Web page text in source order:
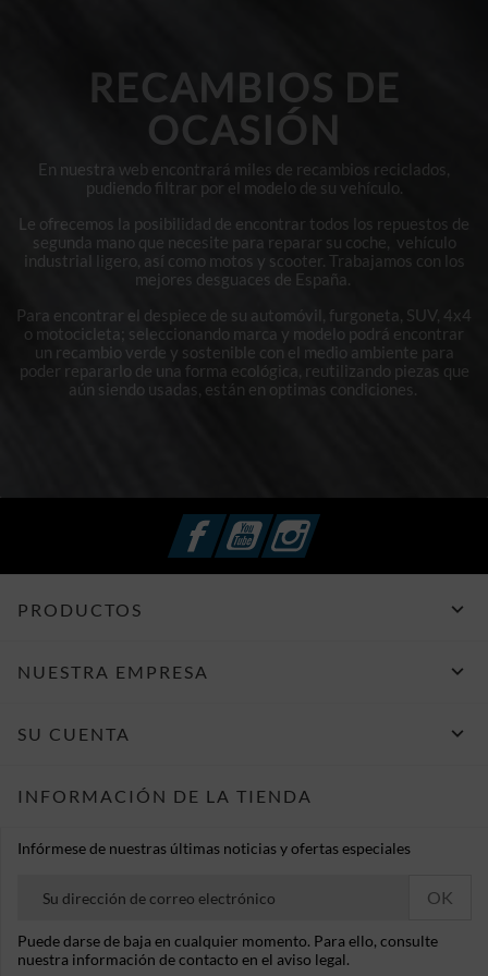
RECAMBIOS DE
OCASIÓN
En nuestra web encontrará miles de recambios reciclados,
pudiendo filtrar por el modelo de su vehículo.
Le ofrecemos la posibilidad de encontrar todos los repuestos de
segunda mano que necesite para reparar su coche, vehículo
industrial ligero, así como motos y scooter. Trabajamos con los
mejores desguaces de España.
Para encontrar el despiece de su automóvil, furgoneta, SUV, 4x4
o motocicleta; seleccionando marca y modelo podrá encontrar
un recambio verde y sostenible con el medio ambiente para
poder repararlo de una forma ecológica, reutilizando piezas que
aún siendo usadas, están en optimas condiciones.
FacebookYouTubeInstagram
PRODUCTOS 
NUESTRA EMPRESA 
SU CUENTA 
INFORMACIÓN DE LA TIENDA
Infórmese de nuestras últimas noticias y ofertas especiales
Puede darse de baja en cualquier momento. Para ello, consulte
nuestra información de contacto en el aviso legal.